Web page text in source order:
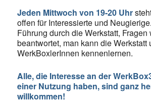
Jeden Mittwoch von 19-20 Uhr
offen für Interessierte und
Führung durch die Werkstatt, Fragen
beantwortet, man kann die Werkstatt
WerkBoxlerInnen kennenlernen.
Alle, die Interesse an der
einer Nutzung haben, sind ganz
willkommen!